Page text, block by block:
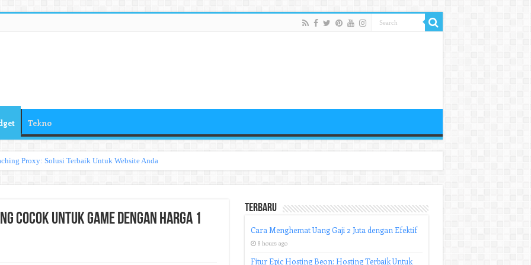
Tekno
Proxy: Solusi Terbaik Untuk Website Anda
Cocok untuk Game dengan Harga 1
Terbaru
Cara Menghemat Uang Gaji 2 Juta dengan Efektif
8 hours ago
Fitur Epic Hosting Beon: Hosting Terbaik Untuk